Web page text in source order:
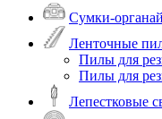
Сумки-
Ленточные
Пилы для
Пилы для
Лепестковые